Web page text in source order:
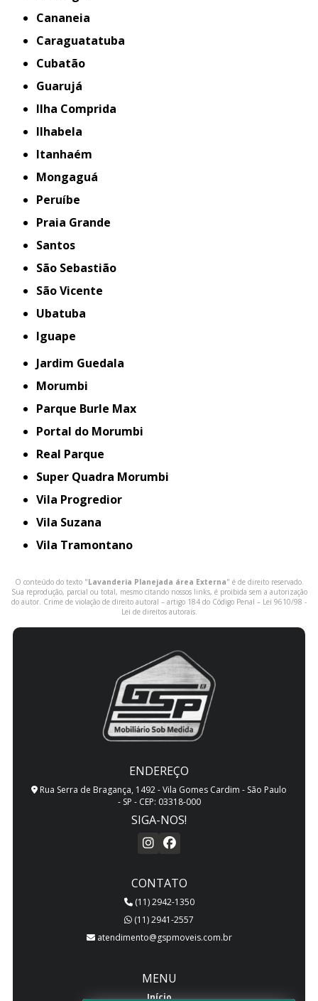
Cananeia
Caraguatatuba
Cubatão
Guarujá
Ilha Comprida
Ilhabela
Itanhaém
Mongaguá
Peruíbe
Praia Grande
Santos
São Sebastião
São Vicente
Ubatuba
iguape
Jardim Guedala
Morumbi
Parque Burle Max
Portal do Morumbi
Real Parque
Super Quadra Morumbi
Vila Progredior
Vila Suzana
Vila Tramontano
O conteúdo do texto "Lavanderia Planejada área Externa" é de direito reservado.
Sua reprodução, parcial ou total, mesmo citando nossos links, é proibida sem a autorização
do autor. Crime de violação de direito autoral – artigo 184 do Código Penal – Lei 9610/98 -
Lei de direitos autorais.
ENDEREÇO
Rua Serra de Bragança, 1492 - Vila Gomes Cardim - São Paulo
- SP - CEP: 03318-000
SIGA-NOS!
CONTATO
(11) 2942-1350
(11) 2941-2557
atendimento@gspmoveis.com.br
MENU
Início